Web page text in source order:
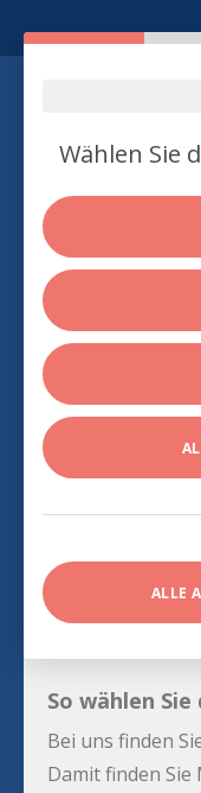
Wählen Sie
ALLE
So wählen
Bei uns finden
Damit finden Sie